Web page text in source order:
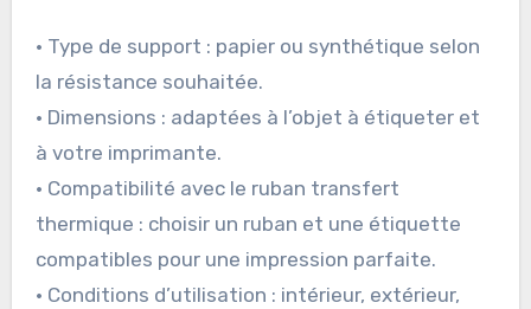
• Type de support : papier ou synthétique selon
la résistance souhaitée.
• Dimensions : adaptées à l’objet à étiqueter et
à votre imprimante.
• Compatibilité avec le ruban transfert
thermique : choisir un ruban et une étiquette
compatibles pour une impression parfaite.
• Conditions d’utilisation : intérieur, extérieur,